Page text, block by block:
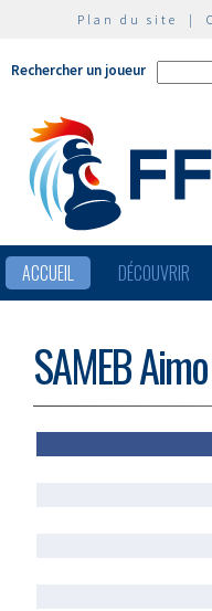
Plan du site |
Rechercher un joueur
ACCUEIL DÉCOUVRIR
SAMEB Aimo